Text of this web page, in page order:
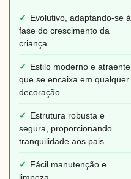
✓ Evolutivo, adaptando-se à
fase do crescimento da
criança.
✓ Estilo moderno e atraente
que se encaixa em qualquer
decoração.
✓ Estrutura robusta e
segura, proporcionando
tranquilidade aos pais.
✓ Fácil manutenção e